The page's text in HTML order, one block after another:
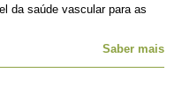
da saúde vascular para as
Saber mais